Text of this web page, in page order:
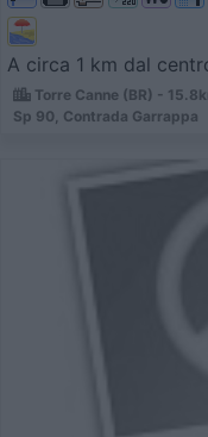
A circa 1 km dal
Torre Canne (BR) -
Sp 90, Contrada Garrappa